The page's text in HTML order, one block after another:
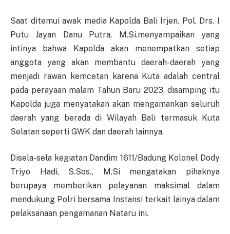
Saat ditemui awak media Kapolda Bali Irjen. Pol. Drs. I
Putu Jayan Danu Putra, M.Si.menyampaikan yang
intinya bahwa Kapolda akan menempatkan setiap
anggota yang akan membantu daerah-daerah yang
menjadi rawan kemcetan karena Kuta adalah central
pada perayaan malam Tahun Baru 2023, disamping itu
Kapolda juga menyatakan akan mengamankan seluruh
daerah yang berada di Wilayah Bali termasuk Kuta
Selatan seperti GWK dan daerah lainnya.
Disela-sela kegiatan Dandim 1611/Badung Kolonel Dody
Triyo Hadi, S.Sos., M.Si mengatakan pihaknya
berupaya memberikan pelayanan maksimal dalam
mendukung Polri bersama Instansi terkait lainya dalam
pelaksanaan pengamanan Nataru ini.